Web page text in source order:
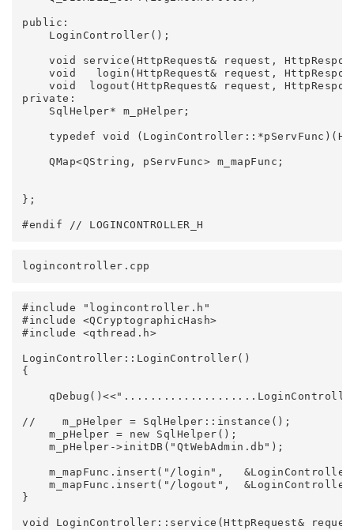
public:
    LoginController();
void service(HttpRequest& request,
void   login(HttpRequest& request,
void  logout(HttpRequest& request,
private:
    SqlHelper* m_pHelper;
typedef void
    QMap<QString, pServFunc> m_mapFunc;
};
logincontroller.cpp
#include "logincontroller.h"
#include <QCryptographicHash>
#include <qthread.h>
LoginController::LoginController()
{
//    m_pHelper = SqlHelper::instance();
    m_pHelper = new SqlHelper();
    m_pHelper->initDB("QtWebAdmin.db");
m_mapFunc.insert("/login",
m_mapFunc.insert("/logout",
}
void LoginController::service(HttpRequest&